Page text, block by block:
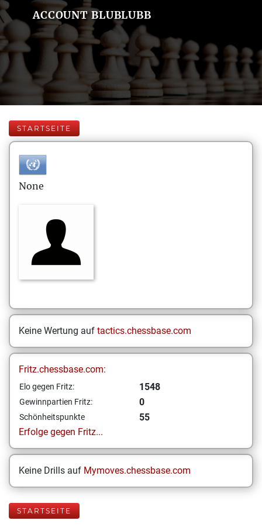
ACCOUNT BLUBLUBB
STARTSEITE
None
Keine Wertung auf tactics.chessbase.com
Fritz.chessbase.com:
Elo gegen Fritz: 1548
Gewinnpartien Fritz: 0
Schönheitspunkte
55
Erfolge gegen Fritz...
Keine Drills auf Mymoves.chessbase.com
STARTSEITE